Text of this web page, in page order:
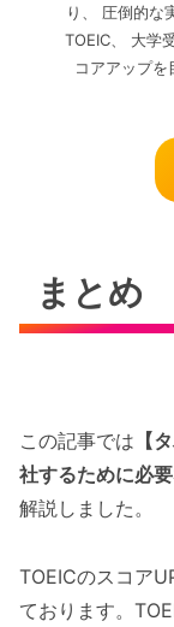
り、 圧倒的な
TOEIC、 大学
コアアップ
まとめ
この記事では 【
社するために必
解説しました。
TOEICのスコア
ております。